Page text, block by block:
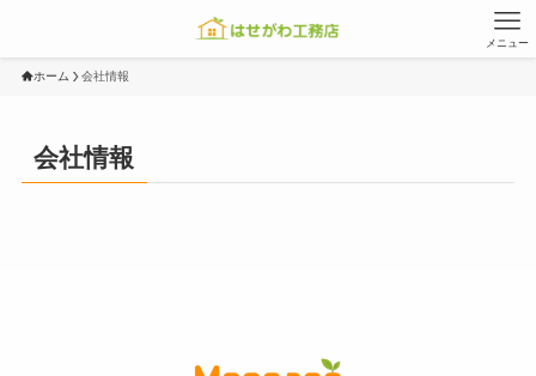
メニュー
ホーム 会社情報
会社情報